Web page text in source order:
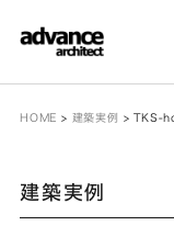
HOME > 建築実例 >TKS-
建築実例